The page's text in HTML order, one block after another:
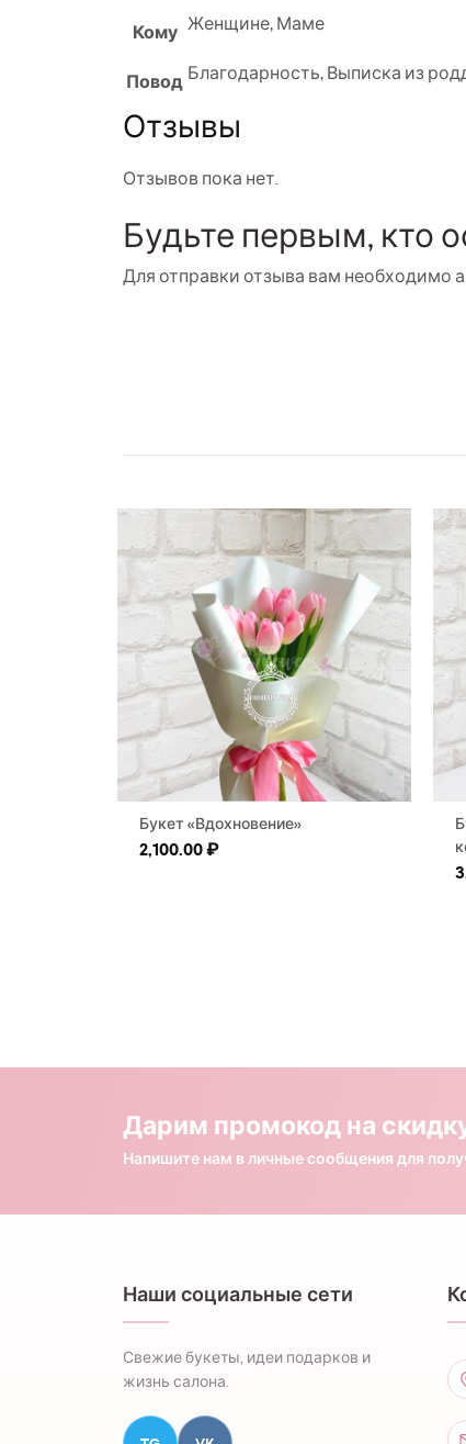
Кому Женщине,Маме
Повод Благодарность,Выписка из
Отзывы
Отзывов пока нет.
Будьте первым, кто
Для отправки отзыва вам необходимо
Букет «Вдохновение»
2,100.00₽
Дарим промокод на
Напишите нам в личные сообщения для
Наши социальные сети
Свежие букеты, идеи подарков и
жизнь салона.